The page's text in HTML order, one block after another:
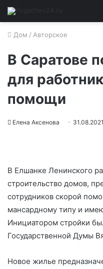
Дом / Авторское
В Саратове
для
помощи
Елена Аксенова 31.08.2021
В Елшанке Ленинского
строительство домов,
сотрудников скорой
мансардному типу и
Инициатором стройки
Государственной Думы
Новое жилье